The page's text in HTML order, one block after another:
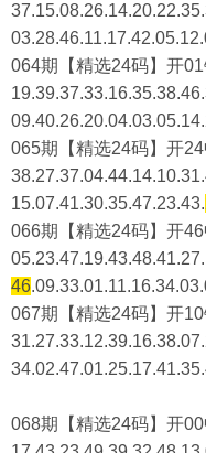
064期【精选24码】开
065期【精选24码】开24
15.07.41.30.35.47.23.43.
066期【精选24码】开46
46
067期【精选24码】开
068期【精选24码】开00